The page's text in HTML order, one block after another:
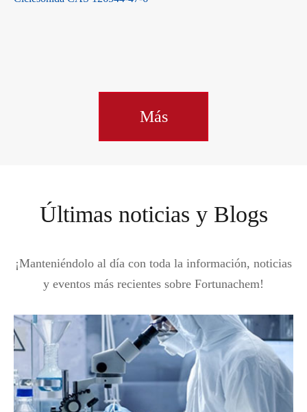
Más
Últimas noticias y Blogs
¡Manteniéndolo al día con toda la información, noticias
y eventos más recientes sobre Fortunachem!